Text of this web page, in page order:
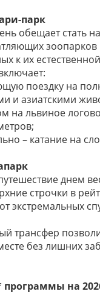
парк
обещает стать
к их
поездку на
и азиатскими
на львиное
– катание на
днем
строчки в
экстремальных
трансфер
без лишних
на